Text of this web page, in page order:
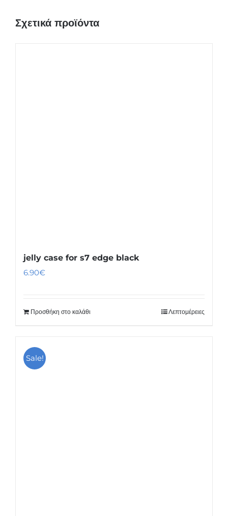
Σχετικά προϊόντα
jelly case for s7 edge black
6.90€
Προσθήκη στο καλάθι Λεπτομέρειες
Sale!